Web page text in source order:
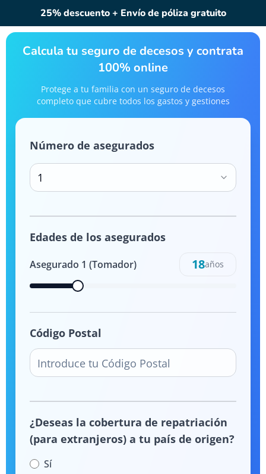
25% descuento + Envío de póliza gratuito
Calcula tu seguro de decesos y contrata
100% online
Protege a tu familia con un seguro de decesos
completo que cubre todos los gastos y gestiones
Número de asegurados
1
Edades de los asegurados
Asegurado 1 (Tomador) 18años
Código Postal
¿Deseas la cobertura de repatriación
(para extranjeros) a tu país de origen?
Sí